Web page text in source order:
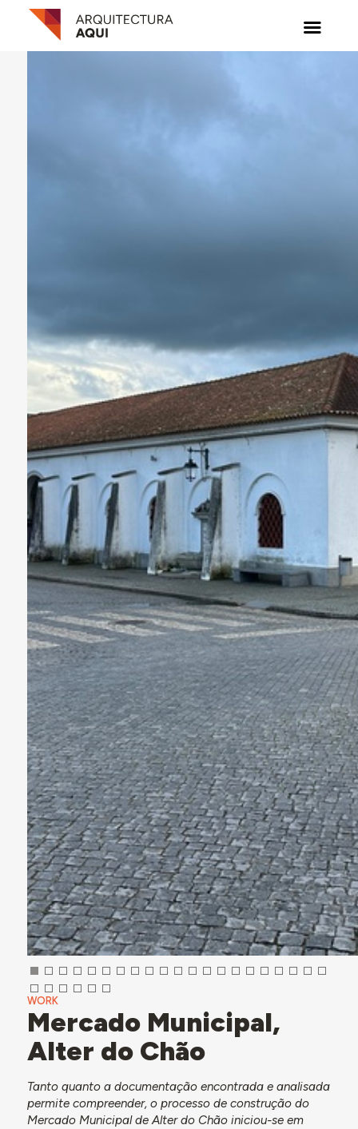
WORK
Mercado Municipal,
Alter do Chão
Tanto quanto a documentação encontrada e analisada
permite compreender, o processo de construção do
Mercado Municipal de Alter do Chão iniciou-se em